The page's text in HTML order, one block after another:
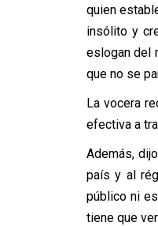
quien
insólito y
eslogan del
que no se
La vocera
efectiva a
Además,
país y al
público ni
tiene que